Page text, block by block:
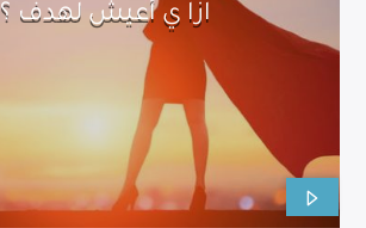
ازا ي أعيش لهدف ؟